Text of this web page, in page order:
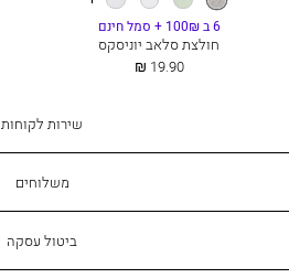
מלנג׳ more
colours 6 ב 100₪ + סמל חינם
חולצת סלאב יוניסקס
החל
19.90 ₪
שירות
לקוחות
שירות לקוחות
משלוחים
ביטול עסקה